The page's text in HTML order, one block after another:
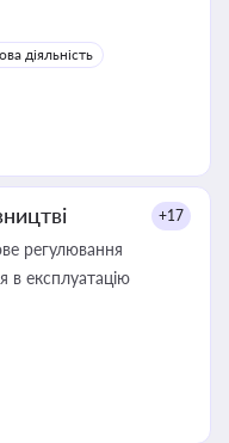
діяльність
+17
регулювання
в експлуатацію